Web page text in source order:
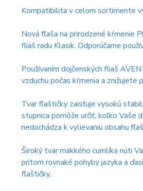
Kompatibilita v celom sortimente
Nová fľaša na prirodzené kŕmenie
fliaš radu Klasik. Odporúčame
Používaním dojčenských fliaš
vzduchu počas kŕmenia a znižujete
Tvar fľaštičky zaisťuje vysokú
stupnica pomôže určiť, koľko Vaše
nedochádza k vylievaniu obsahu
Široký tvar mäkkého cumlíka núti
pritom rovnaké pohyby jazyka a
fľaštičky.